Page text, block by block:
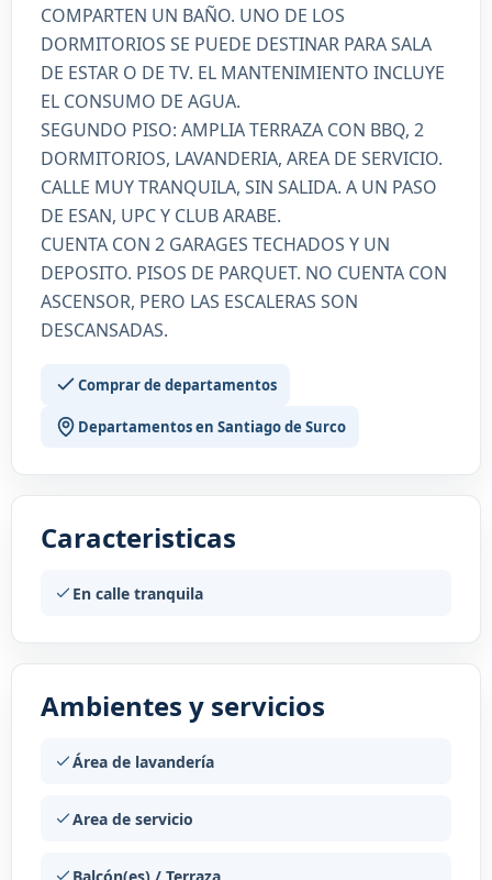
COMPARTEN UN BAÑO. UNO DE LOS
DORMITORIOS SE PUEDE DESTINAR PARA SALA
DE ESTAR O DE TV. EL MANTENIMIENTO INCLUYE
EL CONSUMO DE AGUA.
SEGUNDO PISO: AMPLIA TERRAZA CON BBQ, 2
DORMITORIOS, LAVANDERIA, AREA DE SERVICIO.
CALLE MUY TRANQUILA, SIN SALIDA. A UN PASO
DE ESAN, UPC Y CLUB ARABE.
CUENTA CON 2 GARAGES TECHADOS Y UN
DEPOSITO. PISOS DE PARQUET. NO CUENTA CON
ASCENSOR, PERO LAS ESCALERAS SON
DESCANSADAS.
Comprar de departamentos
Departamentos en Santiago de Surco
Caracteristicas
En calle tranquila
Ambientes y servicios
Área de lavandería
Area de servicio
Balcón(es) / Terraza